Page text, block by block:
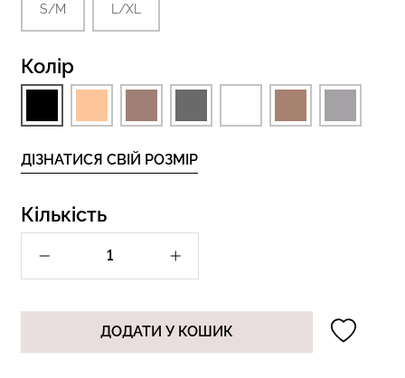
S/M L/XL
Колір
ДІЗНАТИСЯ СВІЙ РОЗМІР
Кількість
ДОДАТИ У КОШИК
SHAPEWEAR
ефектом безшовні TRACKS
SHAPE black (чорний) Giulia
454 грн.649 грн.